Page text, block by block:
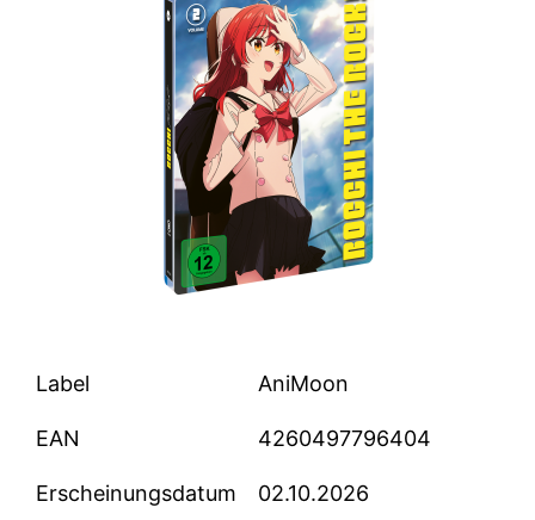
Label AniMoon
EAN 4260497796404
Erscheinungsdatum 02.10.2026